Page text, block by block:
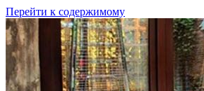
Перейти к содержимому